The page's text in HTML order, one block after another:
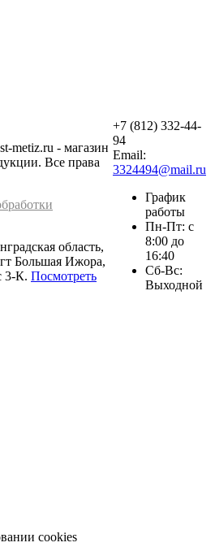
metiz.ru - магазин
Все права
область,
Большая Ижора,
3-К. Посмотреть
+7 (812) 332-44-
94
Email:
3324494@mail.ru
График
работы
Пн-Пт: с
8:00 до
16:40
Сб-Вс:
Выходной
cookies